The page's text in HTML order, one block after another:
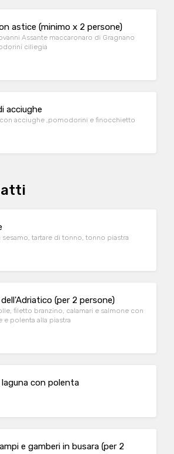
astice (minimo x 2 persone)
Assante maccaronaro di Gragnano
ciliegia
acciughe
acciughe ,pomodorini e finocchietto
tartare di tonno, tonno piastra
(per 2 persone)
filetto branzino, calamari e salmone con
polenta alla piastra
con polenta
e gamberi in busara (per 2